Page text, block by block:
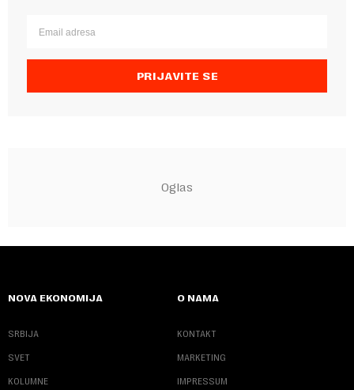
PRIJAVITE SE
NOVA EKONOMIJA
SRBIJA
SVET
KOLUMNE
O NAMA
KONTAKT
MARKETING
IMPRESSUM